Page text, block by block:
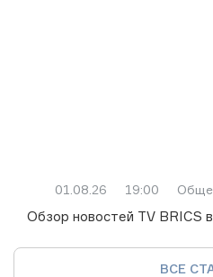
01.08.26 19:00
Обзор новостей TV BRICS
ВСЕ